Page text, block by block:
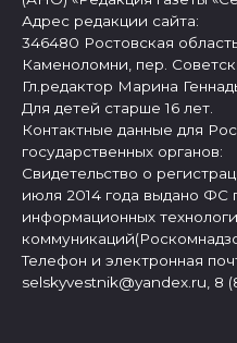
Адрес редакции сайта:
346480 Ростовская
Каменоломни, пер.
Гл.редактор Марина
Для детей старше 16 лет.
Контактные данные для
государственных органов:
Свидетельство о
июля 2014 года выдано ФС
информационных
Телефон и электронная
selskyvestnik@yandex.ru, 8